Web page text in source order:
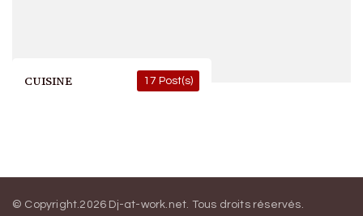
CUISINE 17 Post(s)
© Copyright.2026 Dj-at-work.net. Tous droits réservés.